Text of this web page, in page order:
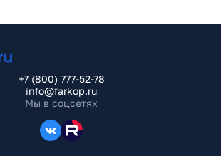
+7 (800) 777-52-78
info@farkop.ru
Мы в соцсетях